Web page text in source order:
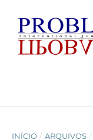
INÍCIO / ARQUIVOS /